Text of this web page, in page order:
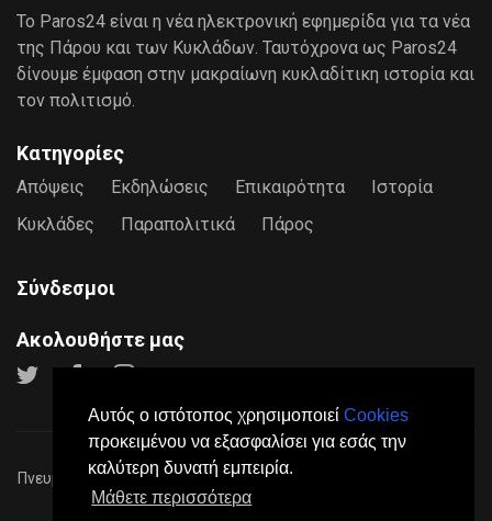
Αυτός ο ιστότοπος χρησιμοποιεί Cookies
προκειμένου να εξασφαλίσει για εσάς την
καλύτερη δυνατή εμπειρία.
Μάθετε περισσότερα
Το Paros24 είναι η νέα ηλεκτρονική εφημερίδα για τα νέα
της Πάρου και των Κυκλάδων. Ταυτόχρονα ως Paros24
δίνουμε έμφαση στην μακραίωνη κυκλαδίτικη ιστορία και
τον πολιτισμό.
Κατηγορίες
Απόψεις Εκδηλώσεις Επικαιρότητα
Ιστορία
Κυκλάδες
Παραπολιτικά Πάρος
Σύνδεσμοι
Ακολουθήστε μας
Πνευματικά Δικαιώματα © 2026Paros24
νόμιμου δικαιώματος.